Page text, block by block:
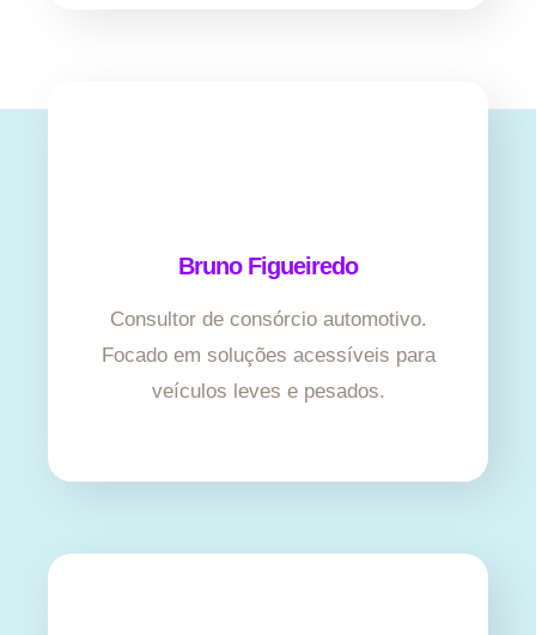
Bruno Figueiredo
Consultor de consórcio automotivo.
Focado em soluções acessíveis para
veículos leves e pesados.